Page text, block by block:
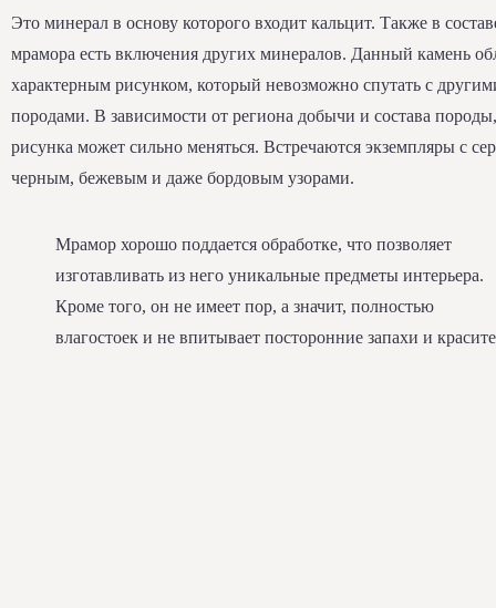
Это минерал в основу которого входит кальцит. Также в
мрамора есть включения других минералов. Данный камень
характерным рисунком, который невозможно спутать с
породами. В зависимости от региона добычи и состава
рисунка может сильно меняться. Встречаются экземпляры с
черным, бежевым и даже бордовым узорами.
Мрамор хорошо поддается обработке, что позволяет
изготавливать из него уникальные предметы интерьера.
Кроме того, он не имеет пор, а значит, полностью
влагостоек и не впитывает посторонние запахи и